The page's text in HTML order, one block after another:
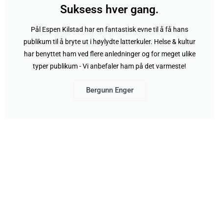
Suksess hver gang.
Pål Espen Kilstad har en fantastisk evne til å få hans
publikum til å bryte ut i høylydte latterkuler. Helse & kultur
har benyttet ham ved flere anledninger og for meget ulike
typer publikum - Vi anbefaler ham på det varmeste!
Bergunn Enger